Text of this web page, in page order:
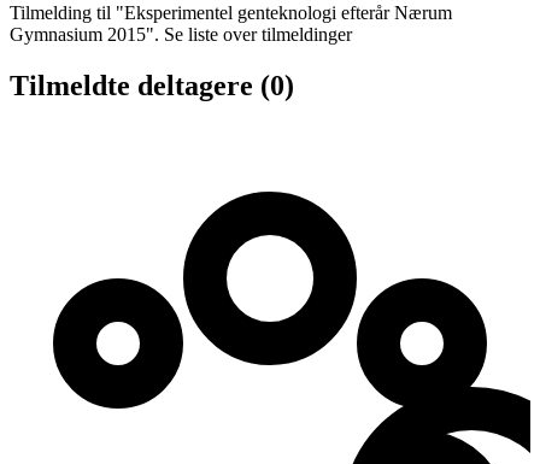
Tilmelding til "Eksperimentel genteknologi efterår Nærum
Gymnasium 2015". Se liste over tilmeldinger
Tilmeldte deltagere (0)